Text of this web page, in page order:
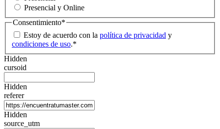
Presencial y Online
Consentimiento*
Estoy de acuerdo con la política de privacidad y
condiciones de uso.*
Hidden
cursoid
Hidden
referer
Hidden
source_utm